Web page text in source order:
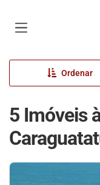
Ordenar
5 Imóveis